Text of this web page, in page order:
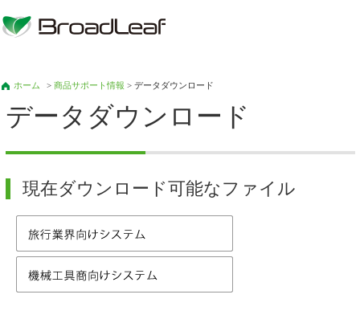
ホーム >商品サポート情報 > データダウンロード
データダウンロード
現在ダウンロード可能なファイル